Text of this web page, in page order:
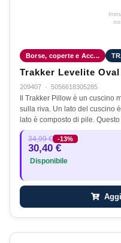
Borse, coperte e Acc...
Trakker Levelite
209407 · 5056618305285
Il Trakker Pillow è un cuscino
sulla riva. Un lato del cuscino
lato è composto di pile.
34,99 € -13%
30,40 €
Disponibile